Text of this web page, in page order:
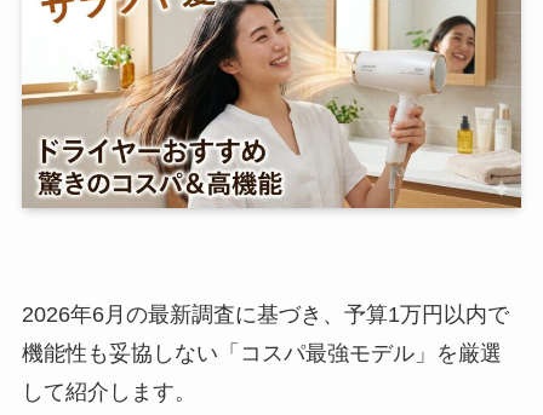
2026年6月の最新調査に基づき、予算1万円以内で
機能性も妥協しない「コスパ最強モデル」を厳選
して紹介します。